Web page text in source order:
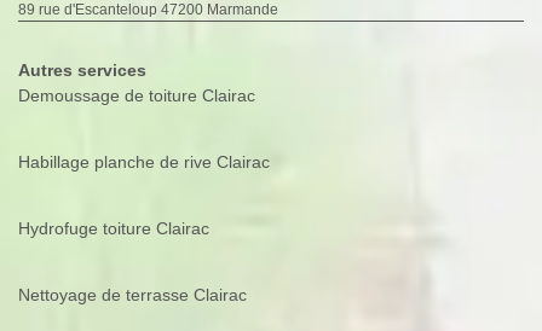
89 rue d'Escanteloup 47200 Marmande
Autres services
Demoussage de toiture Clairac
Habillage planche de rive Clairac
Hydrofuge toiture Clairac
Nettoyage de terrasse Clairac